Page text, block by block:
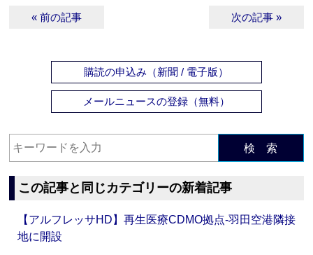
« 前の記事 次の記事 »
購読の申込み（新聞 / 電子版）
メールニュースの登録（無料）
検 索
この記事と同じカテゴリーの新着記事
【アルフレッサHD】再生医療CDMO拠点‐羽田空港隣接
地に開設